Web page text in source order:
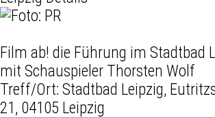
Film ab! die Führung im Stadtbad
mit Schauspieler Thorsten Wolf
Treff/Ort: Stadtbad Leipzig,
21, 04105 Leipzig